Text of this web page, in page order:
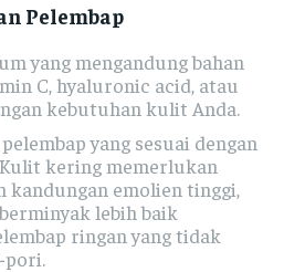
Pelembap
yang mengandung bahan
C, hyaluronic acid, atau
kebutuhan kulit Anda.
yang sesuai dengan
kering memerlukan
kandungan emolien tinggi,
lebih baik
ringan yang tidak
pori.